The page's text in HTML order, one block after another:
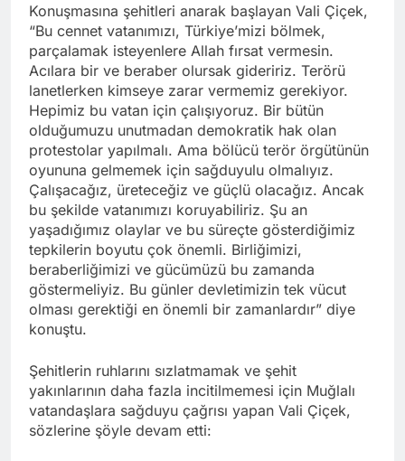
Konuşmasına şehitleri anarak başlayan Vali Çiçek,
“Bu cennet vatanımızı, Türkiye’mizi bölmek,
parçalamak isteyenlere Allah fırsat vermesin.
Acılara bir ve beraber olursak gideririz. Terörü
lanetlerken kimseye zarar vermemiz gerekiyor.
Hepimiz bu vatan için çalışıyoruz. Bir bütün
olduğumuzu unutmadan demokratik hak olan
protestolar yapılmalı. Ama bölücü terör örgütünün
oyununa gelmemek için sağduyulu olmalıyız.
Çalışacağız, üreteceğiz ve güçlü olacağız. Ancak
bu şekilde vatanımızı koruyabiliriz. Şu an
yaşadığımız olaylar ve bu süreçte gösterdiğimiz
tepkilerin boyutu çok önemli. Birliğimizi,
beraberliğimizi ve gücümüzü bu zamanda
göstermeliyiz. Bu günler devletimizin tek vücut
olması gerektiği en önemli bir zamanlardır” diye
konuştu.
Şehitlerin ruhlarını sızlatmamak ve şehit
yakınlarının daha fazla incitilmemesi için Muğlalı
vatandaşlara sağduyu çağrısı yapan Vali Çiçek,
sözlerine şöyle devam etti: